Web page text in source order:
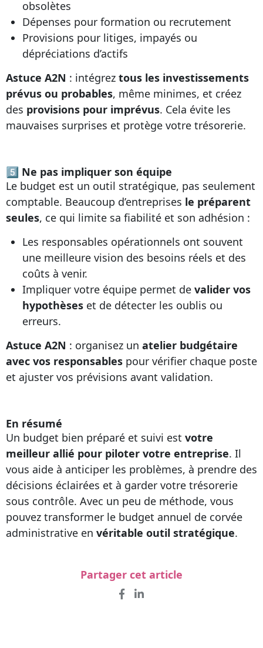
obsolètes
Dépenses pour formation ou recrutement
Provisions pour litiges, impayés ou
dépréciations d’actifs
Astuce A2N : intégrez tous les investissements
prévus ou probables, même minimes, et créez
des provisions pour imprévus. Cela évite les
mauvaises surprises et protège votre trésorerie.
5⃣ Ne pas impliquer son équipe
Le budget est un outil stratégique, pas seulement
comptable. Beaucoup d’entreprises le préparent
seules, ce qui limite sa fiabilité et son adhésion :
Les responsables opérationnels ont souvent
une meilleure vision des besoins réels et des
coûts à venir.
Impliquer votre équipe permet de valider vos
hypothèses et de détecter les oublis ou
erreurs.
Astuce A2N : organisez un atelier budgétaire
avec vos responsables pour vérifier chaque poste
et ajuster vos prévisions avant validation.
En résumé
Un budget bien préparé et suivi est votre
meilleur allié pour piloter votre entreprise. Il
vous aide à anticiper les problèmes, à prendre des
décisions éclairées et à garder votre trésorerie
sous contrôle. Avec un peu de méthode, vous
pouvez transformer le budget annuel de corvée
administrative en véritable outil stratégique.
Partager cet article